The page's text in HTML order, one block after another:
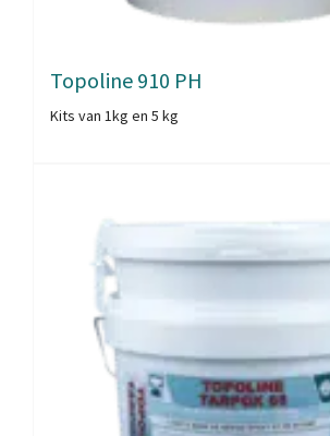
Topoline 910 PH
Kits van 1kg en 5 kg